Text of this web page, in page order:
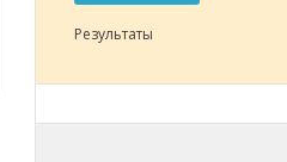
Результаты